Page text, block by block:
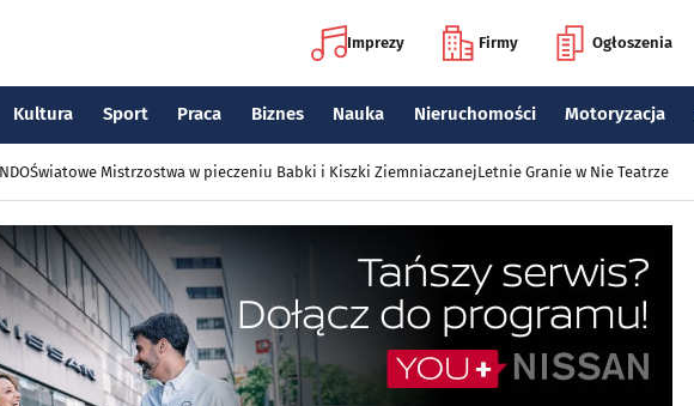
Imprezy Firmy Ogłoszenia
Kultura Sport Praca Biznes Nauka Nieruchomości Motoryzacja
Światowe Mistrzostwa w pieczeniu Babki i Kiszki ZiemniaczanejLetnie Granie w Nie Teatrze